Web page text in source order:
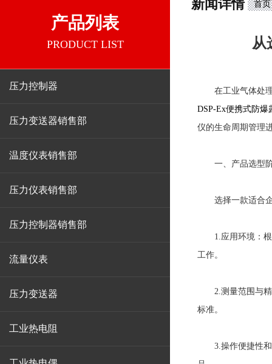
产品列表
PRODUCT LIST
压力控制器
压力变送器销售部
温度仪表销售部
压力仪表销售部
压力控制器销售部
流量仪表
压力变送器
工业热电阻
新闻详情 首页
从
在工业气体处理
DSP-Ex便携式防爆
仪的生命周期管理
一、产品选型
选择一款适合企
1.应用环境：根
工作。
2.测量范围与精
标准。
3.操作便捷性和